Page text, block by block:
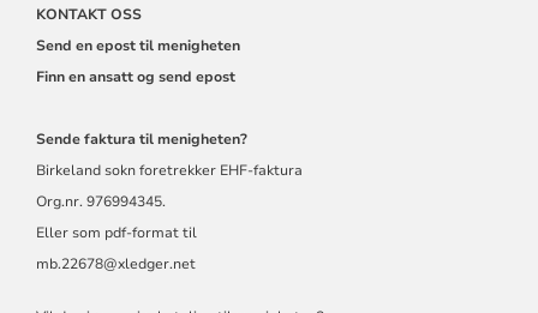
KONTAKT OSS
Send en epost til menigheten
Finn en ansatt og send epost
Sende faktura til menigheten?
Birkeland sokn foretrekker EHF-faktura
Org.nr. 976994345.
Eller som pdf-format til
mb.22678@xledger.net